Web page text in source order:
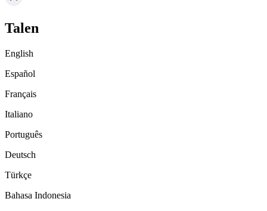
Talen
English
Español
Français
Italiano
Português
Deutsch
Türkçe
Bahasa Indonesia